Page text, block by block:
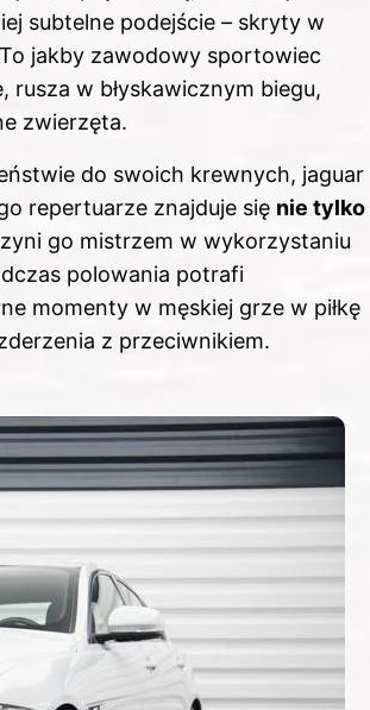
subtelne podejście – skryty w
jakby zawodowy sportowiec
rusza w błyskawicznym biegu,
zwierzęta.
do swoich krewnych, jaguar
repertuarze znajduje się nie tylko
go mistrzem w wykorzystaniu
polowania potrafi
momenty w męskiej grze w piłkę
z przeciwnikiem.